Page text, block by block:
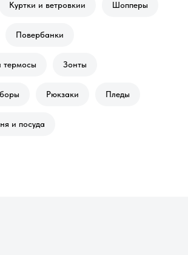
Куртки и ветровкии Шопперы
Повербанки
термосы Зонты
Рюкзаки Пледы
и посуда